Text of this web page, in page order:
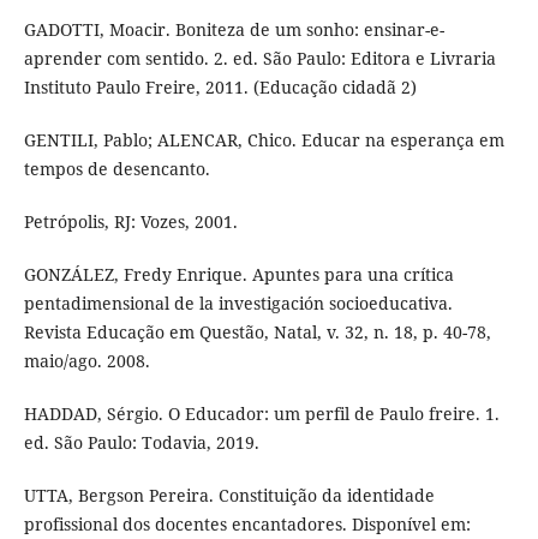
GADOTTI, Moacir. Boniteza de um sonho: ensinar-e-
aprender com sentido. 2. ed. São Paulo: Editora e Livraria
Instituto Paulo Freire, 2011. (Educação cidadã 2)
GENTILI, Pablo; ALENCAR, Chico. Educar na esperança em
tempos de desencanto.
Petrópolis, RJ: Vozes, 2001.
GONZÁLEZ, Fredy Enrique. Apuntes para una crítica
pentadimensional de la investigación socioeducativa.
Revista Educação em Questão, Natal, v. 32, n. 18, p. 40-78,
maio/ago. 2008.
HADDAD, Sérgio. O Educador: um perfil de Paulo freire. 1.
ed. São Paulo: Todavia, 2019.
UTTA, Bergson Pereira. Constituição da identidade
profissional dos docentes encantadores. Disponível em: